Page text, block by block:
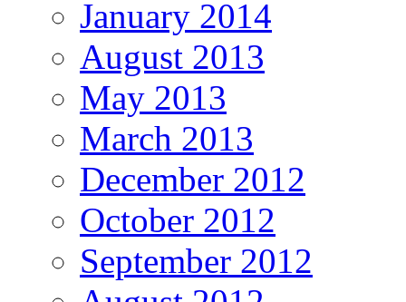
January 2014
August 2013
May 2013
March 2013
December 2012
October 2012
September 2012